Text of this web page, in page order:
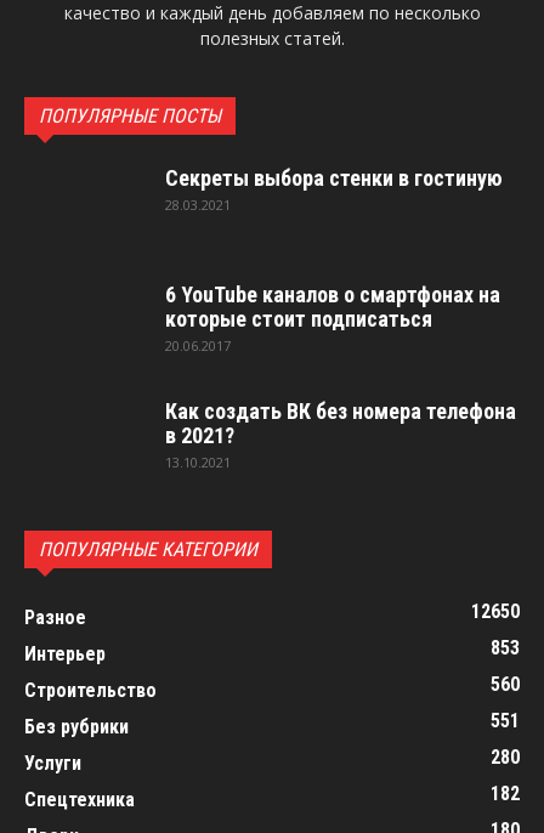
качество и каждый день добавляем по несколько
полезных статей.
ПОПУЛЯРНЫЕ ПОСТЫ
Секреты выбора стенки в гостиную
28.03.2021
6 YouTube каналов о смартфонах на
которые стоит подписаться
20.06.2017
Как создать ВК без номера телефона
в 2021?
13.10.2021
ПОПУЛЯРНЫЕ КАТЕГОРИИ
Разное
12650
Интерьер
853
Строительство
560
Без рубрики
551
Услуги
280
Спецтехника
182